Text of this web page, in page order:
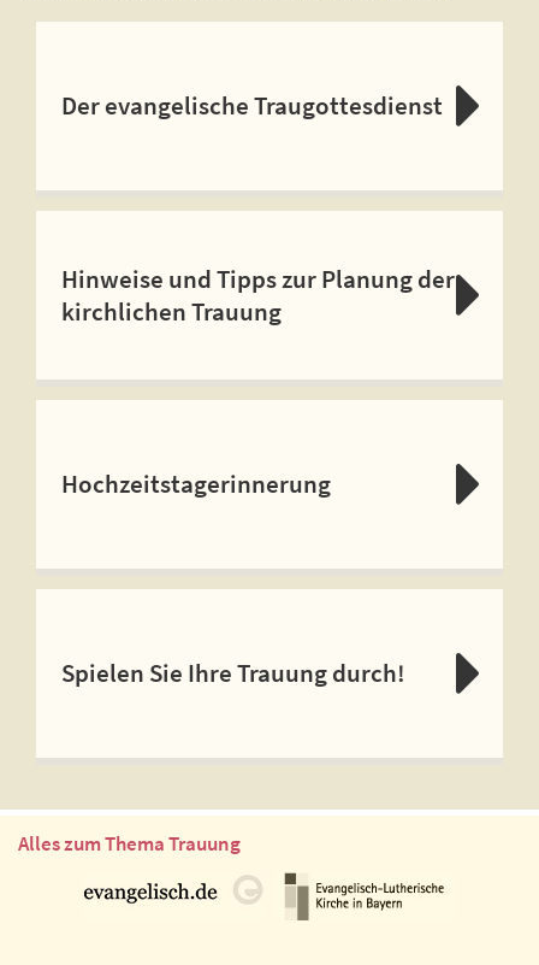
Der evangelische Traugottesdienst
Hinweise und Tipps zur Planung der
kirchlichen Trauung
Hochzeitstagerinnerung
Spielen Sie Ihre Trauung durch!
Alles zum Thema Trauung